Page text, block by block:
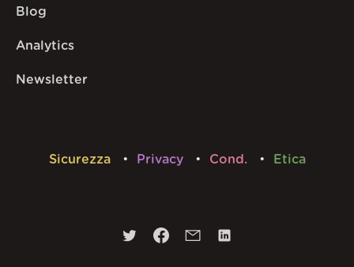
Blog
Analytics
Newsletter
Sicurezza Privacy Cond. Etica